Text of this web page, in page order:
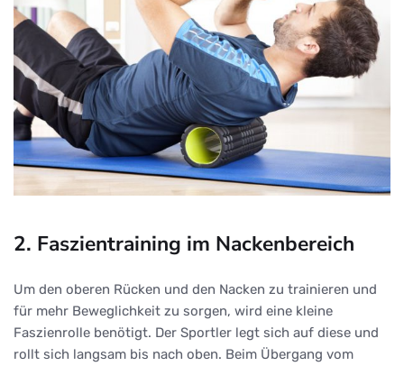
2. Faszientraining im Nackenbereich
Um den oberen Rücken und den Nacken zu trainieren und
für mehr Beweglichkeit zu sorgen, wird eine kleine
Faszienrolle benötigt. Der Sportler legt sich auf diese und
rollt sich langsam bis nach oben. Beim Übergang vom